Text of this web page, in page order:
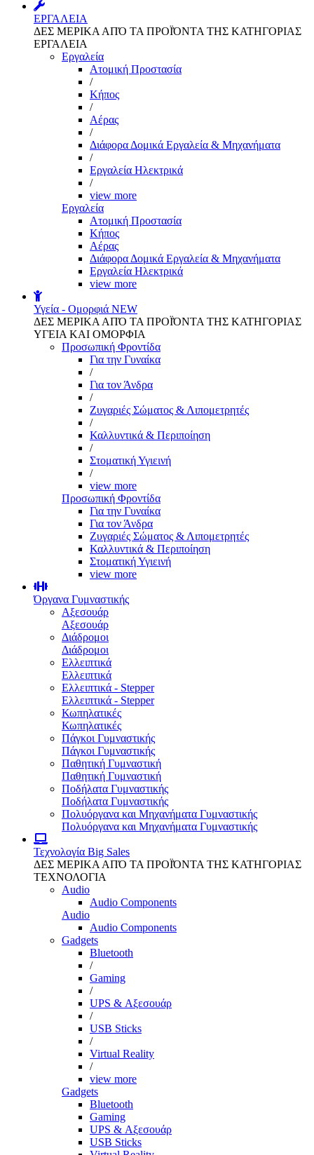
ΕΡΓΑΛΕΙΑ
ΔΕΣ ΜΕΡΙΚΑ ΑΠΌ ΤΑ ΠΡΟΪΌΝΤΑ ΤΗΣ ΚΑΤΗΓΟΡΙΑΣ
ΕΡΓΑΛΕΙΑ
Εργαλεία
Aτομική Προστασία
/
Kήπος
/
Αέρας
/
Διάφορα Δομικά Εργαλεία & Μηχανήματα
/
Εργαλεία Ηλεκτρικά
/
view more
Εργαλεία
Aτομική Προστασία
Kήπος
Αέρας
Διάφορα Δομικά Εργαλεία & Μηχανήματα
Εργαλεία Ηλεκτρικά
view more
Υγεία - Ομορφιά NEW
ΔΕΣ ΜΕΡΙΚΑ ΑΠΌ ΤΑ ΠΡΟΪΌΝΤΑ ΤΗΣ ΚΑΤΗΓΟΡΙΑΣ
ΥΓΕΙΑ ΚΑΙ ΟΜΟΡΦΙΑ
Προσωπική Φροντίδα
Για την Γυναίκα
/
Για τον Άνδρα
/
Ζυγαριές Σώματος & Λιπομετρητές
/
Καλλυντικά & Περιποίηση
/
Στοματική Υγιεινή
/
view more
Προσωπική Φροντίδα
Για την Γυναίκα
Για τον Άνδρα
Ζυγαριές Σώματος & Λιπομετρητές
Καλλυντικά & Περιποίηση
Στοματική Υγιεινή
view more
Όργανα Γυμναστικής
Αξεσουάρ
Αξεσουάρ
Διάδρομοι
Διάδρομοι
Ελλειπτικά
Ελλειπτικά
Ελλειπτικά - Stepper
Ελλειπτικά - Stepper
Κωπηλατικές
Κωπηλατικές
Πάγκοι Γυμναστικής
Πάγκοι Γυμναστικής
Παθητική Γυμναστική
Παθητική Γυμναστική
Ποδήλατα Γυμναστικής
Ποδήλατα Γυμναστικής
Πολυόργανα και Μηχανήματα Γυμναστικής
Πολυόργανα και Μηχανήματα Γυμναστικής
Τεχνολογία Big Sales
ΔΕΣ ΜΕΡΙΚΑ ΑΠΌ ΤΑ ΠΡΟΪΌΝΤΑ ΤΗΣ ΚΑΤΗΓΟΡΙΑΣ
ΤΕΧΝΟΛΟΓΙΑ
Audio
Audio Components
Audio
Audio Components
Gadgets
Bluetooth
/
Gaming
/
UPS & Αξεσουάρ
/
USB Sticks
/
Virtual Reality
/
view more
Gadgets
Bluetooth
Gaming
UPS & Αξεσουάρ
USB Sticks